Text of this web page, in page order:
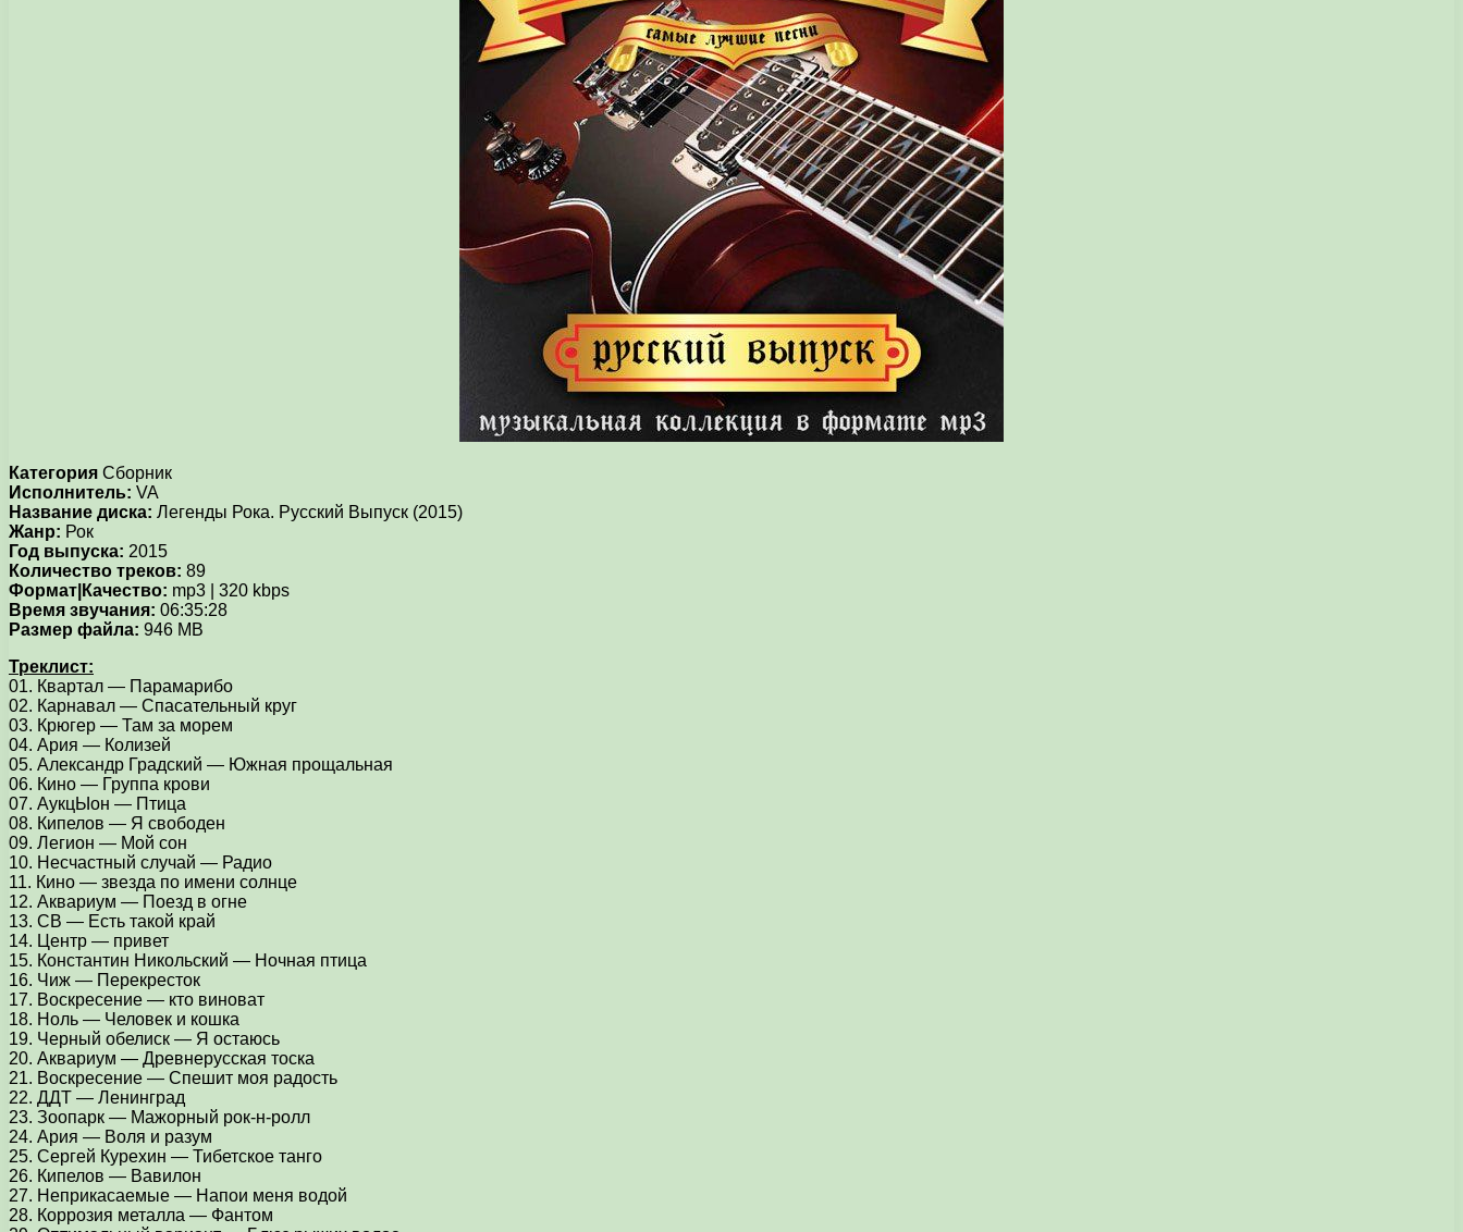
Категория Сборник
Исполнитель: VA
Название диска: Легенды Рока. Русский Выпуск (2015)
Жанр: Рок
Год выпуска: 2015
Количество треков: 89
Формат|Качество: mp3 | 320 kbps
Время звучания: 06:35:28
Размер файла: 946 MB
Треклист:
01. Квартал — Парамарибо
02. Карнавал — Спасательный круг
03. Крюгер — Там за морем
04. Ария — Колизей
05. Александр Градский — Южная прощальная
06. Кино — Группа крови
07. АукцЫон — Птица
08. Кипелов — Я свободен
09. Легион — Мой сон
10. Несчастный случай — Радио
11. Кино — звезда по имени солнце
12. Аквариум — Поезд в огне
13. СВ — Есть такой край
14. Центр — привет
15. Константин Никольский — Ночная птица
16. Чиж — Перекресток
17. Воскресение — кто виноват
18. Ноль — Человек и кошка
19. Черный обелиск — Я остаюсь
20. Аквариум — Древнерусская тоска
21. Воскресение — Спешит моя радость
22. ДДТ — Ленинград
23. Зоопарк — Мажорный рок-н-ролл
24. Ария — Воля и разум
25. Сергей Курехин — Тибетское танго
26. Кипелов — Вавилон
27. Неприкасаемые — Напои меня водой
28. Коррозия металла — Фантом